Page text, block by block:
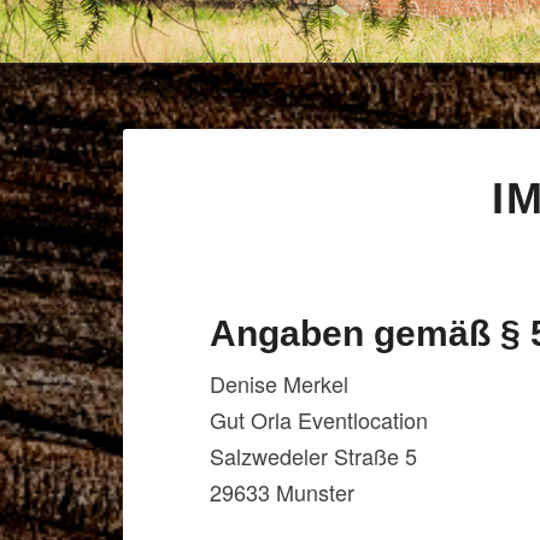
Angaben gemäß §
Denise Merkel
Gut Orla Eventlocation
Salzwedeler Straße 5
29633 Munster